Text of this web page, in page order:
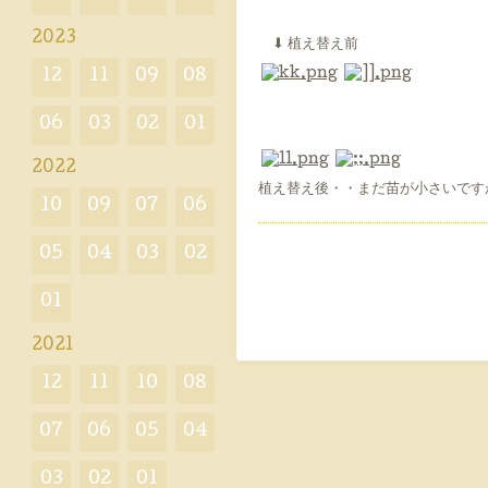
⬇︎ 植え替え前
植え替え後・・まだ苗が小さいで
2023
12 11 09 08
06 03 02 01
2022
10 09 07 06
05 04 03 02
01
2021
12 11 10 08
07 06 05 04
03 02 01